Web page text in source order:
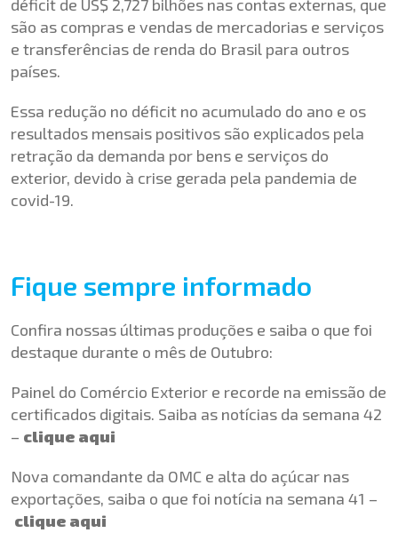
déficit de US$ 2,727 bilhões nas contas externas, que
são as compras e vendas de mercadorias e serviços
e transferências de renda do Brasil para outros
países.
Essa redução no déficit no acumulado do ano e os
resultados mensais positivos são explicados pela
retração da demanda por bens e serviços do
exterior, devido à crise gerada pela pandemia de
covid-19.
Fique sempre informado
Confira nossas últimas produções e saiba o que foi
destaque durante o mês de Outubro:
Painel do Comércio Exterior e recorde na emissão de
certificados digitais. Saiba as notícias da semana 42
– clique aqui
Nova comandante da OMC e alta do açúcar nas
exportações, saiba o que foi notícia na semana 41 –
clique aqui